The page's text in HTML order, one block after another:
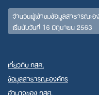
จำนวนผู้เข้าชมข้อมูลสาธารณะ
เริ่มนับวันที่ 16 มิถุนายน 2563
เกี่ยวกับ กสศ.
ข้อมูลสาธารณะองค์กร
อำนาจของ กสศ.